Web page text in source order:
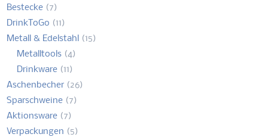
Bestecke (7)
DrinkToGo (11)
Metall & Edelstahl
(15)
Metalltools (4)
Drinkware (11)
Aschenbecher (26)
Sparschweine (7)
Aktionsware (7)
Verpackungen (5)